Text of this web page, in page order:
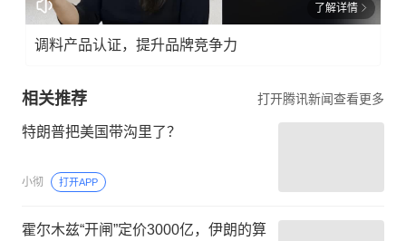
了解详情
调料产品认证，提升品牌竞争力
相关推荐 打开腾讯新闻查看更多
特朗普把美国带沟里了？
小彻 打开APP
霍尔木兹“开闸”定价3000亿，伊朗的算